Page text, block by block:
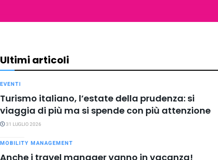
Ultimi articoli
EVENTI
Turismo italiano, l’estate della prudenza: si
viaggia di più ma si spende con più attenzione
31 LUGLIO 2026
MOBILITY MANAGEMENT
Anche i travel manager vanno in vacanza!